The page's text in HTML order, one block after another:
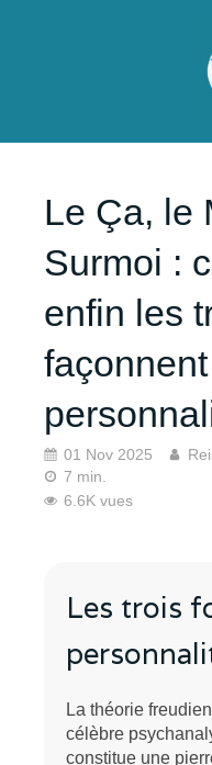
Le Ça, le
Surmoi :
enfin les
01 Nov 2025
7 min.
6.6K vues
Les trois
La théorie
célèbre
constitue une